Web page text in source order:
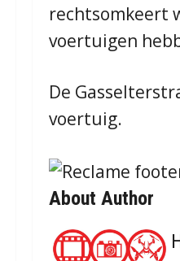
rechtsomkeert
voertuigen
De
voertuig.
About Author